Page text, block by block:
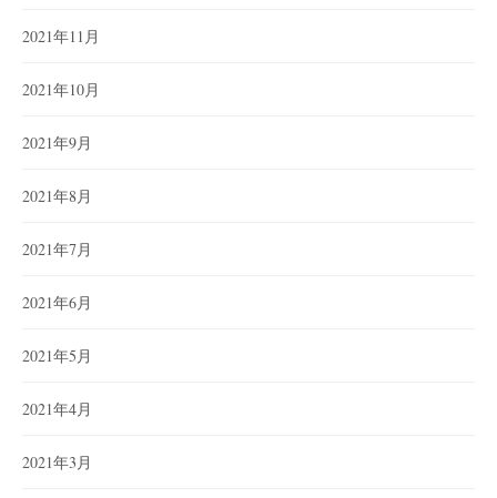
2021年11月
2021年10月
2021年9月
2021年8月
2021年7月
2021年6月
2021年5月
2021年4月
2021年3月